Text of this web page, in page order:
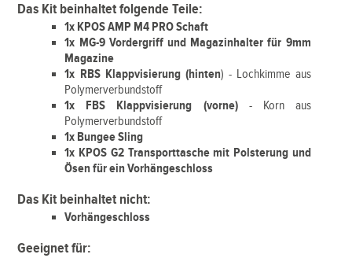
Das Kit beinhaltet folgende Teile:
1x KPOS AMP M4 PRO Schaft
1x MG-9 Vordergriff und Magazinhalter für 9mm
Magazine
1x RBS Klappvisierung (hinten) - Lochkimme aus
Polymerverbundstoff
1x FBS Klappvisierung (vorne)- Korn aus
Polymerverbundstoff
1x Bungee Sling
1x KPOS G2 Transporttasche mit Polsterung und
Ösen für ein Vorhängeschloss
Das Kit beinhaltet nicht:
Vorhängeschloss
Geeignet für: